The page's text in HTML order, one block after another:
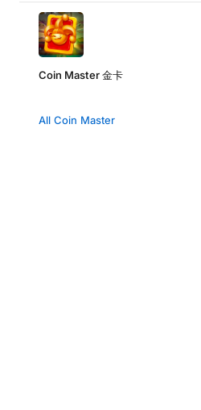
Coin Master 金卡
All Coin Master